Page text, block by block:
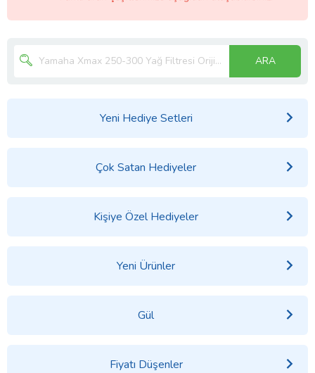
ARA
Yeni Hediye Setleri
Çok Satan Hediyeler
Kişiye Özel Hediyeler
Yeni Ürünler
Gül
Fiyatı Düşenler